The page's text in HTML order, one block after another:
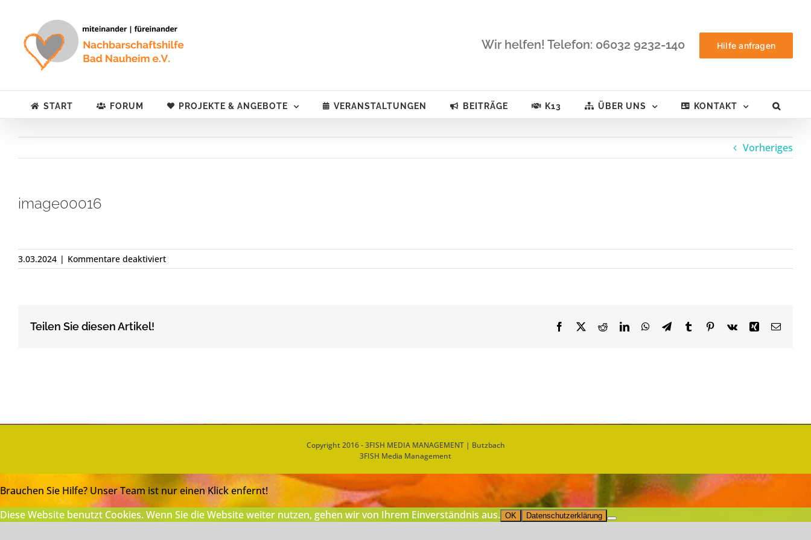
springen
Wir helfen! Telefon: 06032 9232-140 Hilfe anfragen
START FORUM PROJEKTE & ANGEBOTE VERANSTALTUNGEN BEITRÄGE K13 ÜBER UNS KONTAKT
Vorheriges
image00016
3.03.2024 | Kommentare deaktiviertfür
image00016
Teilen Sie diesen Artikel! Facebook RedditLinkedInWhatsApp
TelegramTumblr Pinterest
Vk Xing Email
Copyright 2016 - 3FISH MEDIA MANAGEMENT | Butzbach
3FISH Media Management
Brauchen Sie Hilfe? Unser Team ist nur einen Klick enfernt!
Diese Website benutzt Cookies. Wenn Sie die Website weiter nutzen, gehen wir von Ihrem Einverständnis aus. OK Datenschutzerklärung